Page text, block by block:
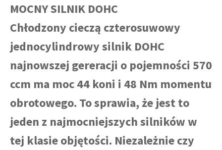
MOCNY SILNIK DOHC
Chłodzony cieczą czterosuwowy
jednocylindrowy silnik DOHC
najnowszej gereracji o pojemności 570
ccm ma moc 44 koni i 48 Nm momentu
obrotowego. To sprawia, że jest to
jeden z najmocniejszych silników w
tej klasie objętości. Niezależnie czy